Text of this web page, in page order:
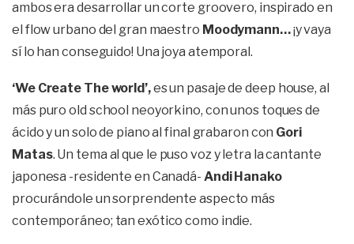
ambos era desarrollar un corte groovero, inspirado en
el flow urbano del gran maestro Moodymann…¡y vaya
sí lo han conseguido! Una joya atemporal.
‘We Create The world’,es un pasaje de deep house, al
más puro old school neoyorkino, con unos toques de
ácido y un solo de piano al final grabaron con Gori
Matas. Un tema al que le puso voz y letra la cantante
japonesa -residente en Canadá- Andi Hanako
procurándole un sorprendente aspecto más
contemporáneo; tan exótico como indie.